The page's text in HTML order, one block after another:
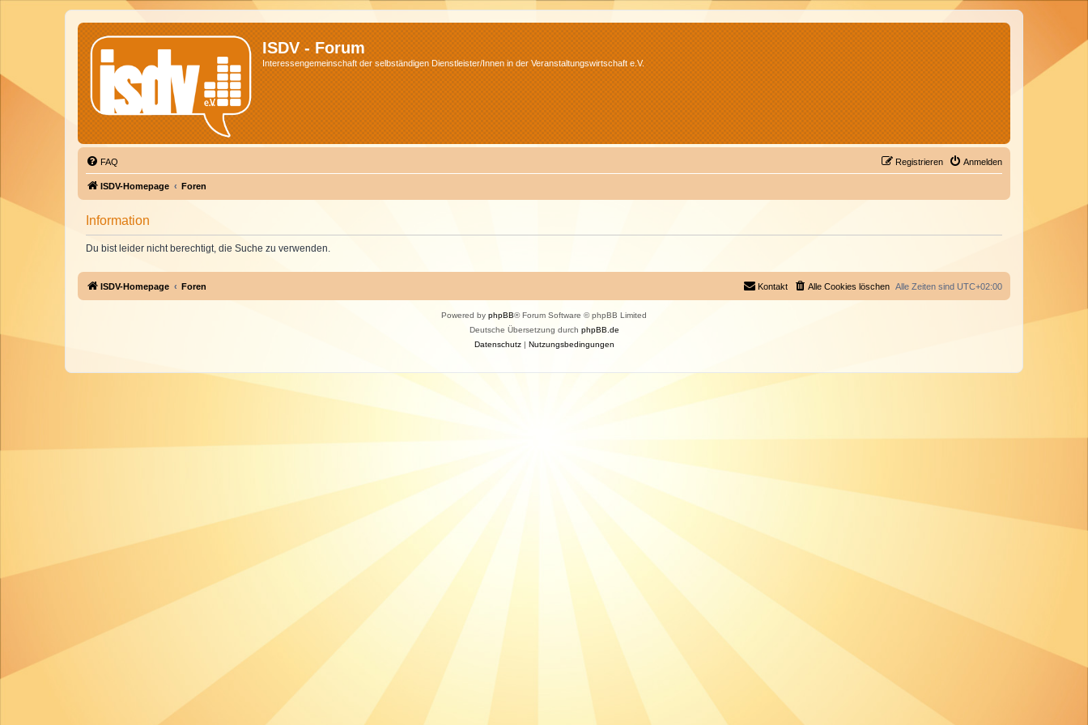
ISDV - Forum
Interessengemeinschaft der selbständigen Dienstleister/Innen in der Veranstaltungswirtschaft e.V.
FAQ Anmelden
Registrieren
ISDV-Homepage Foren
Information
Du bist leider nicht berechtigt, die Suche zu verwenden.
ISDV-Homepage Foren Alle Zeiten sind UTC+02:00
Alle Cookies löschen
Kontakt
Powered by phpBB® Forum Software © phpBB Limited
Deutsche Übersetzung durch phpBB.de
Datenschutz| Nutzungsbedingungen